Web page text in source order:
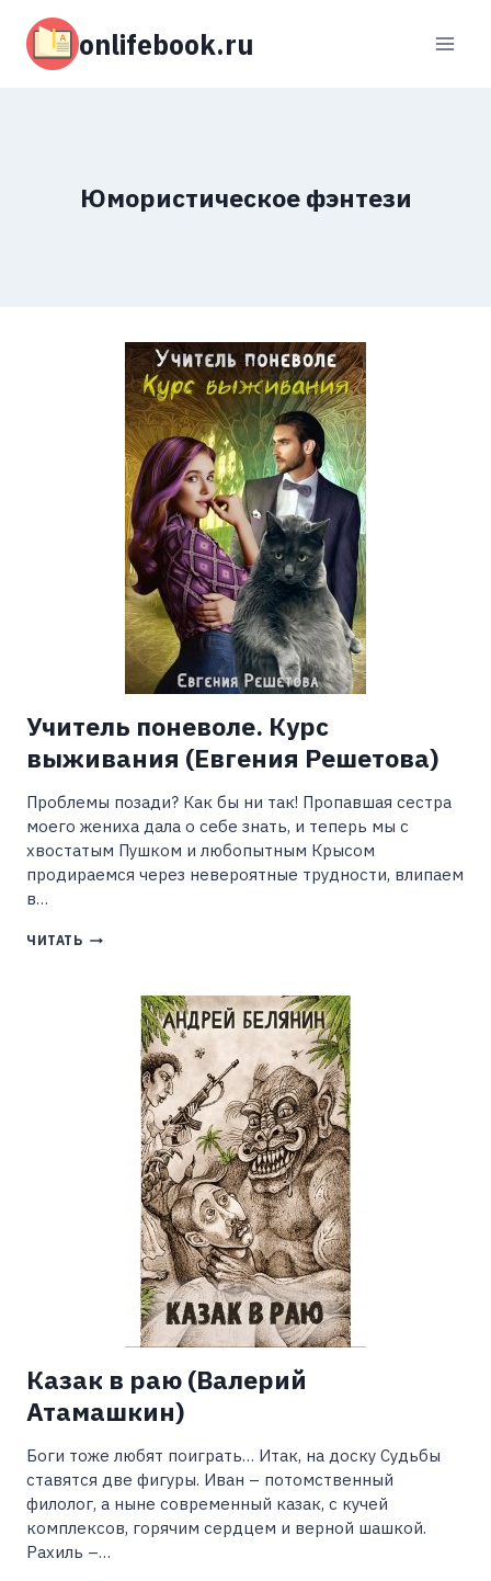
содержимомуonlifebook.ru
Юмористическое фэнтези
Учитель поневоле. Курс
выживания (Евгения Решетова)
Проблемы позади? Как бы ни так! Пропавшая сестра
моего жениха дала о себе знать, и теперь мы с
хвостатым Пушком и любопытным Крысом
продираемся через невероятные трудности, влипаем
в…
ЧИТАТЬ УЧИТЕЛЬ
ВЫЖИВАНИЯ
(ЕВГЕНИЯ
РЕШЕТОВА)
Казак в раю (Валерий
Атамашкин)
Боги тоже любят поиграть… Итак, на доску Судьбы
ставятся две фигуры. Иван – потомственный
филолог, а ныне современный казак, с кучей
комплексов, горячим сердцем и верной шашкой.
Рахиль –…